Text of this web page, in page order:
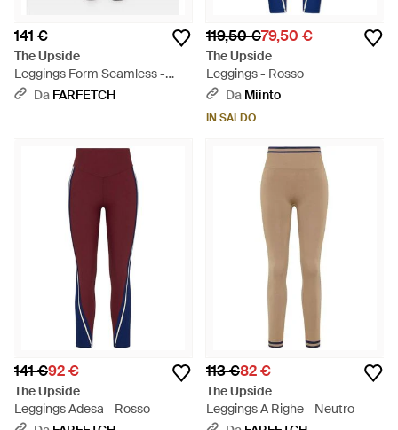
141 €
The Upside
Leggings Form Seamless -
Marrone
Da FARFETCH
119,50 €79,50 €
The Upside
Leggings - Rosso
Da Miinto
IN SALDO
141 €92 €
The Upside
Leggings Adesa - Rosso
113 €82 €
The Upside
Leggings A Righe - Neutro